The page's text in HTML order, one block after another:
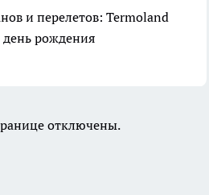
и перелетов: Termoland
день рождения
отключены.